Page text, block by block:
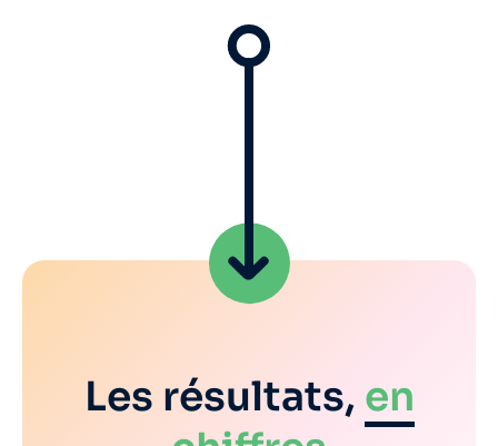
Les résultats, en